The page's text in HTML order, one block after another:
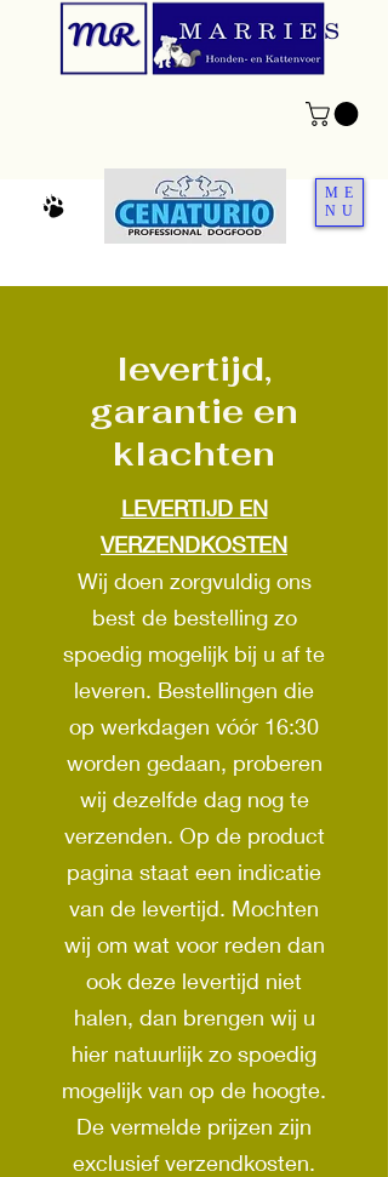
ME
NU
levertijd,
garantie en
klachten
LEVERTIJD EN
VERZENDKOSTEN
Wij doen zorgvuldig ons
best de bestelling zo
spoedig mogelijk bij u af te
leveren. Bestellingen die
op werkdagen vóór 16:30
worden gedaan, proberen
wij dezelfde dag nog te
verzenden. Op de product
pagina staat een indicatie
van de levertijd. Mochten
wij om wat voor reden dan
ook deze levertijd niet
halen, dan brengen wij u
hier natuurlijk zo spoedig
mogelijk van op de hoogte.
De vermelde prijzen zijn
exclusief verzendkosten.